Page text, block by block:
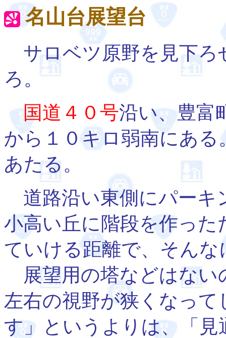
名山台展望台
サロベツ原野を見下ろ
ろ。
国道４０号沿い、豊富
から１０キロ弱南にある
あたる。
道路沿い東側にパーキ
小高い丘に階段を作っ
ていける距離で、そん
展望用の塔などはない
左右の視野が狭くなっ
す」というよりは、「